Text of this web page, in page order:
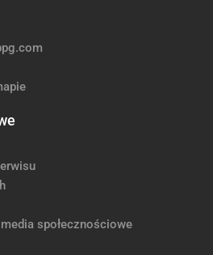
społecznościowe